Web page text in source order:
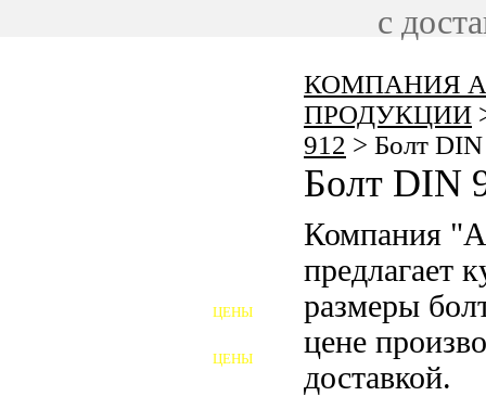
КОМПАНИЯ
ПРОДУКЦИИ
912 > Болт
Болт DIN
Компания
предлагает
размеры
цене
доставкой.
ЦЕНЫ
ЦЕНЫ
ШАЙБЫ ФУНДАМЕНТНЫЕ
с